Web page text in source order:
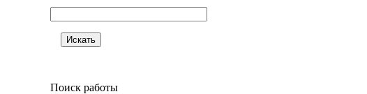
Поиск работы